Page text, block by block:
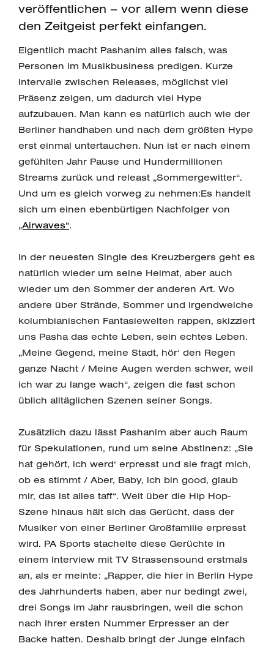
veröffentlichen – vor allem wenn diese
den Zeitgeist perfekt einfangen.
Eigentlich macht Pashanim alles falsch, was
Personen im Musikbusiness predigen. Kurze
Intervalle zwischen Releases, möglichst viel
Präsenz zeigen, um dadurch viel Hype
aufzubauen. Man kann es natürlich auch wie der
Berliner handhaben und nach dem größten Hype
erst einmal untertauchen. Nun ist er nach einem
gefühlten Jahr Pause und Hundermillionen
Streams zurück und releast „Sommergewitter“.
Und um es gleich vorweg zu nehmen:Es handelt
sich um einen ebenbürtigen Nachfolger von
„Airwaves“.
In der neuesten Single des Kreuzbergers geht es
natürlich wieder um seine Heimat, aber auch
wieder um den Sommer der anderen Art. Wo
andere über Strände, Sommer und irgendwelche
kolumbianischen Fantasiewelten rappen, skizziert
uns Pasha das echte Leben, sein echtes Leben.
„Meine Gegend, meine Stadt, hör‘ den Regen
ganze Nacht / Meine Augen werden schwer, weil
ich war zu lange wach“, zeigen die fast schon
üblich alltäglichen Szenen seiner Songs.
Zusätzlich dazu lässt Pashanim aber auch Raum
für Spekulationen, rund um seine Abstinenz: „Sie
hat gehört, ich werd‘ erpresst und sie fragt mich,
ob es stimmt / Aber, Baby, ich bin good, glaub
mir, das ist alles taff“. Weit über die Hip Hop-
Szene hinaus hält sich das Gerücht, dass der
Musiker von einer Berliner Großfamilie erpresst
wird. PA Sports stachelte diese Gerüchte in
einem Interview mit TV Strassensound erstmals
an, als er meinte: „Rapper, die hier in Berlin Hype
des Jahrhunderts haben, aber nur bedingt zwei,
drei Songs im Jahr rausbringen, weil die schon
nach ihrer ersten Nummer Erpresser an der
Backe hatten. Deshalb bringt der Junge einfach